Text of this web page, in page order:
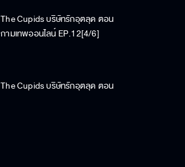
The Cupids บริษัทรักอุตลุด ตอน
กามเทพออนไลน์ EP.12[4/6]
The Cupids บริษัทรักอุตลุด ตอน